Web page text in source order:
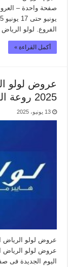
الفروع. لولو
أكمل القراءة »
2025 روعة الفلبين
13 يونيو، 2025
عروض لولو
اليوم الجديدة فى